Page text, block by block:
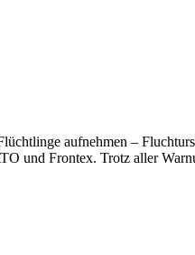
aufnehmen –
und Frontex. Trotz aller